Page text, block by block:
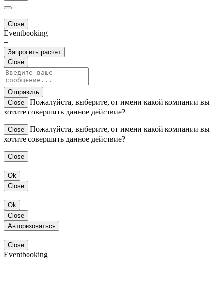
Close
Eventbooking
=
Запросить расчет
Close
Отправить
Close
Пожалуйста, выберите, от имени какой компании вы
хотите совершить данное действие?
Close
Пожалуйста, выберите, от имени какой компании вы
хотите совершить данное действие?
Close
Ok
Close
Ok
Close
Авторизоваться
Close
Eventbooking